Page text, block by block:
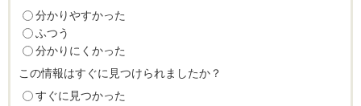
分かりやすかった
ふつう
分かりにくかった
この情報はすぐに見つけられましたか？
すぐに見つかった